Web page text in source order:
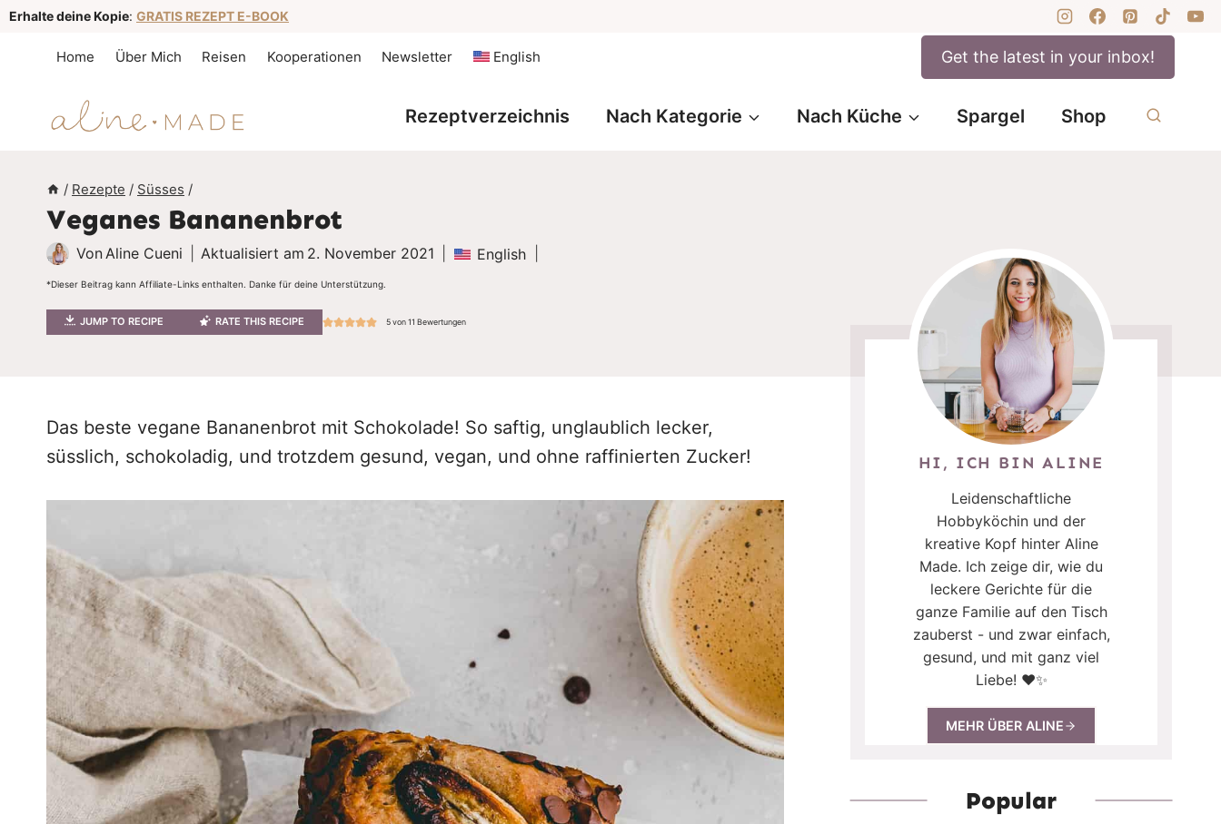
ZErhalte deine Kopie: GRATIS REZEPT E-BOOK
Home Über Mich Reisen Kooperationen Newsletter English Get the latest in your inbox!
Rezeptverzeichnis Nach Kategorie Nach Küche Spargel Shop
/ Rezepte / Süsses /
Veganes Bananenbrot
Von Aline Cueni Aktualisiert am 2. November 2021 English
*Dieser Beitrag kann Affiliate-Links enthalten. Danke für deine Unterstützung.
JUMP TO RECIPE RATE THIS RECIPE 5von11 Bewertungen
Das beste vegane Bananenbrot mit Schokolade! So saftig, unglaublich lecker,
süsslich, schokoladig, und trotzdem gesund, vegan, und ohne raffinierten Zucker!
HI, ICH BIN ALINE
Leidenschaftliche
Hobbyköchin und der
kreative Kopf hinter Aline
Made. Ich zeige dir, wie du
leckere Gerichte für die
ganze Familie auf den Tisch
zauberst - und zwar einfach,
gesund, und mit ganz viel
Liebe! ❤️✨
MEHR ÜBER ALINE
Popular